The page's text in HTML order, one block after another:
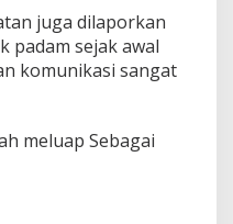
juga dilaporkan
padam sejak awal
komunikasi sangat
meluap Sebagai